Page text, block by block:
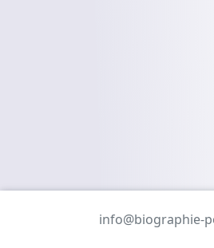
info@biographie-